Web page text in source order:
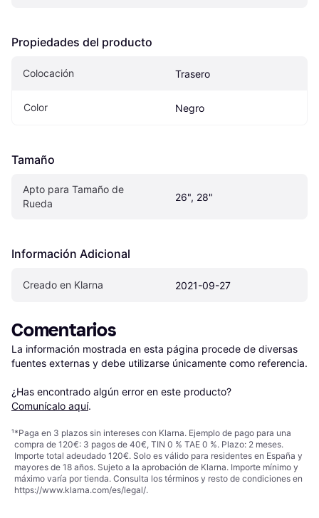
Propiedades del producto
Colocación Trasero
Color Negro
Tamaño
Apto para Tamaño de
Rueda
26", 28"
Información Adicional
Creado en Klarna 2021-09-27
Comentarios
La información mostrada en esta página procede de diversas
fuentes externas y debe utilizarse únicamente como referencia.
¿Has encontrado algún error en este producto?
Comunícalo aquí.
¹*Paga en 3 plazos sin intereses con Klarna. Ejemplo de pago para una
compra de 120€: 3 pagos de 40€, TIN 0 % TAE 0 %. Plazo: 2 meses.
Importe total adeudado 120€. Solo es válido para residentes en España y
mayores de 18 años. Sujeto a la aprobación de Klarna. Importe mínimo y
máximo varía por tienda. Consulta los términos y resto de condiciones en
https://www.klarna.com/es/legal/.